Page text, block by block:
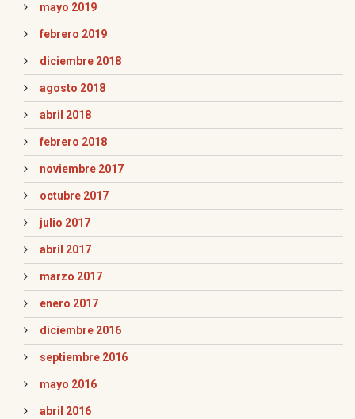
mayo 2019
febrero 2019
diciembre 2018
agosto 2018
abril 2018
febrero 2018
noviembre 2017
octubre 2017
julio 2017
abril 2017
marzo 2017
enero 2017
diciembre 2016
septiembre 2016
mayo 2016
abril 2016